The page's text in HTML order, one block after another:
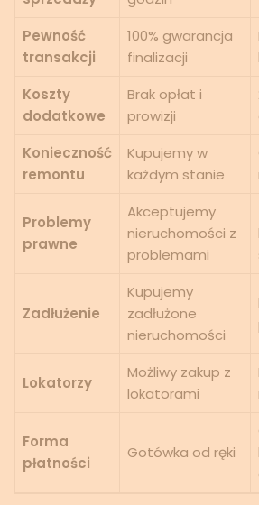
Pewność
transakcji
100% gwarancja
finalizacji
Koszty
dodatkowe
Brak opłat i
prowizji
Konieczność
remontu
Kupujemy w
każdym stanie
Problemy
prawne
Akceptujemy
nieruchomości z
problemami
Zadłużenie
Kupujemy
zadłużone
nieruchomości
Lokatorzy
Możliwy zakup z
lokatorami
Forma
płatności
Gotówka od ręki